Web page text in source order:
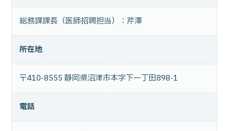
総務課課長（医師招聘担当）：芹澤
所在地
〒410-8555 静岡県沼津市本字下一丁田898-1
電話